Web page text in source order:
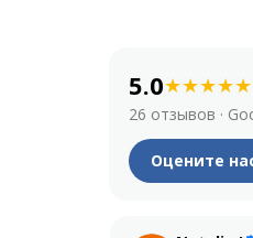
5.0★★★★★
26 отзывов ·
Оцените